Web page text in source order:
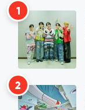
1
2